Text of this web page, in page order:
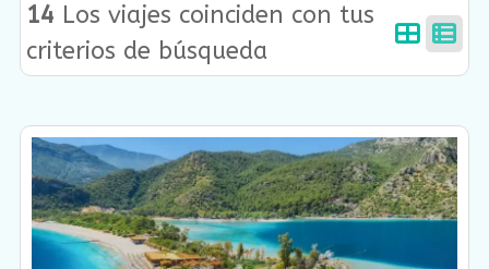
14 Los viajes coinciden con tus
criterios de búsqueda